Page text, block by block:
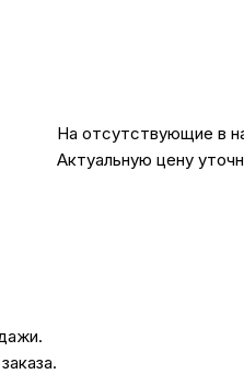
На отсутствующие в
Актуальную цену